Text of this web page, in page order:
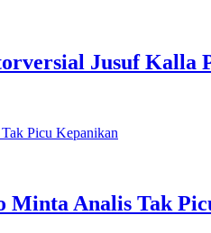
Jusuf Kalla
Minta Analis Tak